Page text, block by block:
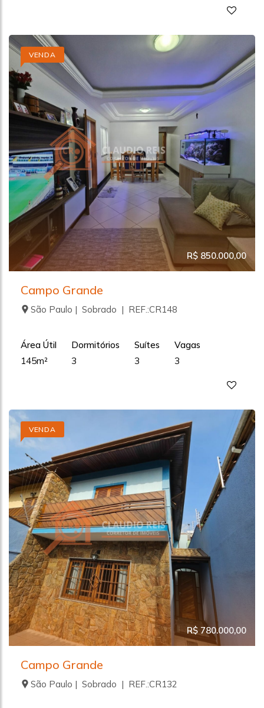
VENDA
R$ 850.000,00
Campo Grande
São Paulo | Sobrado | REF.:CR148
Área Útil
145m²
Dormitórios
3
Suítes
3
Vagas
3
VENDA
R$ 780.000,00
Campo Grande
São Paulo | Sobrado | REF.:CR132